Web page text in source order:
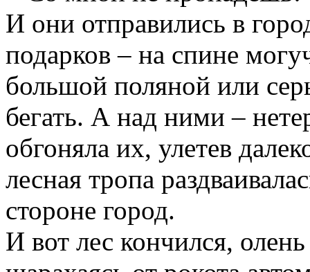
И они отправились в
подарков – на спине
большой поляной или
бегать. А над ними –
обгоняла их, улетев
лесная тропа
стороне город.
И вот лес кончился,